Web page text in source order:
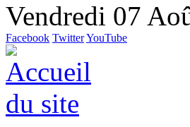
Vendredi 07
Facebook TwitterYouTube